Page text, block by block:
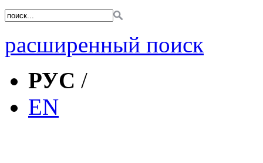
расширенный поиск
РУС /
EN